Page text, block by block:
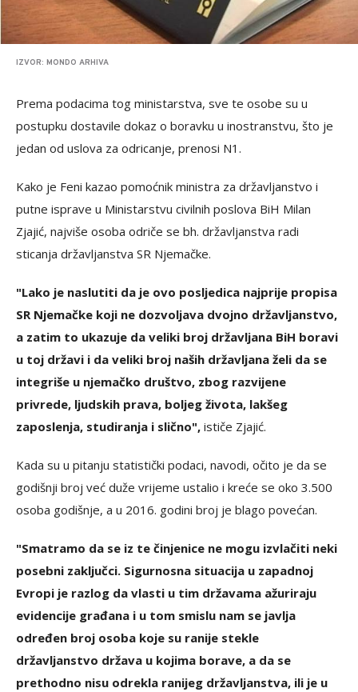
IZVOR: MONDO ARHIVA
Prema podacima tog ministarstva, sve te osobe su u
postupku dostavile dokaz o boravku u inostranstvu, što je
jedan od uslova za odricanje, prenosi N1.
Kako je Feni kazao pomoćnik ministra za državljanstvo i
putne isprave u Ministarstvu civilnih poslova BiH Milan
Zjajić, najviše osoba odriče se bh. državljanstva radi
sticanja državljanstva SR Njemačke.
"Lako je naslutiti da je ovo posljedica najprije propisa
SR Njemačke koji ne dozvoljava dvojno državljanstvo,
a zatim to ukazuje da veliki broj državljana BiH boravi
u toj državi i da veliki broj naših državljana želi da se
integriše u njemačko društvo, zbog razvijene
privrede, ljudskih prava, boljeg života, lakšeg
zaposlenja, studiranja i slično", ističe Zjajić.
Kada su u pitanju statistički podaci, navodi, očito je da se
godišnji broj već duže vrijeme ustalio i kreće se oko 3.500
osoba godišnje, a u 2016. godini broj je blago povećan.
"Smatramo da se iz te činjenice ne mogu izvlačiti neki
posebni zaključci. Sigurnosna situacija u zapadnoj
Evropi je razlog da vlasti u tim državama ažuriraju
evidencije građana i u tom smislu nam se javlja
određen broj osoba koje su ranije stekle
državljanstvo država u kojima borave, a da se
prethodno nisu odrekla ranijeg državljanstva, ili je u